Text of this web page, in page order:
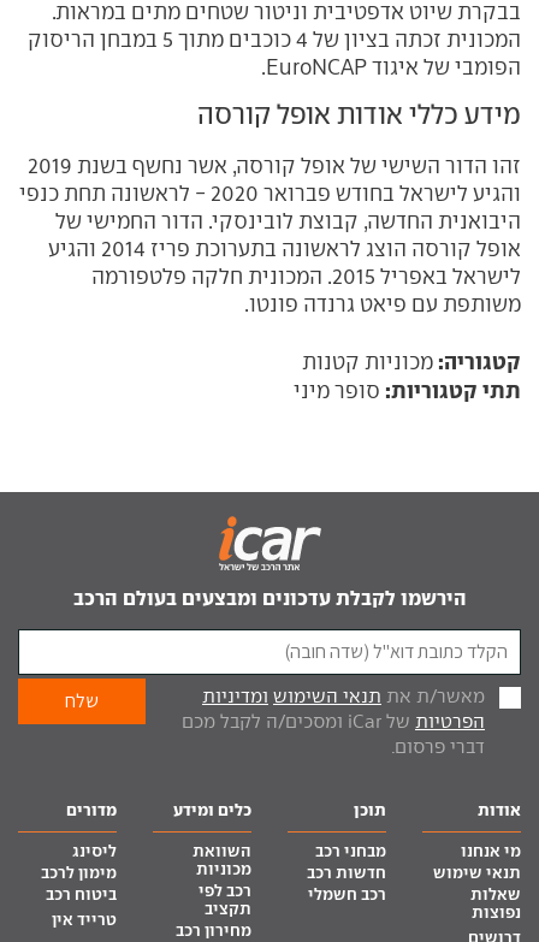
בבקרת שיוט אדפטיבית וניטור שטחים מתים במראות.
המכונית זכתה בציון של 4 כוכבים מתוך 5 במבחן הריסוק
הפומבי של איגוד EuroNCAP.
מידע כללי אודות אופל קורסה
זהו הדור השישי של אופל קורסה, אשר נחשף בשנת 2019
והגיע לישראל בחודש פברואר 2020 - לראשונה תחת כנפי
היבואנית החדשה, קבוצת לובינסקי. הדור החמישי של
אופל קורסה הוצג לראשונה בתערוכת פריז 2014 והגיע
לישראל באפריל 2015. המכונית חלקה פלטפורמה
משותפת עם פיאט גרנדה פונטו.
קטגוריה: מכוניות קטנות
תתי קטגוריות: סופר מיני
הירשמו לקבלת עדכונים ומבצעים בעולם הרכב
מאשר/ת את תנאי השימוש ומדיניות
הפרטיות
של iCar ומסכים/ה לקבל מכם
דברי פרסום.
אודות
מי אנחנו
תנאי שימוש
שאלות
נפוצות
דרושים
תוכן
מבחני רכב
חדשות רכב
רכב חשמלי
כלים ומידע
השוואת
מכוניות
רכב לפי
תקציב
מחירון רכב
מדורים
ליסינג
מימון לרכב
ביטוח רכב
טרייד אין